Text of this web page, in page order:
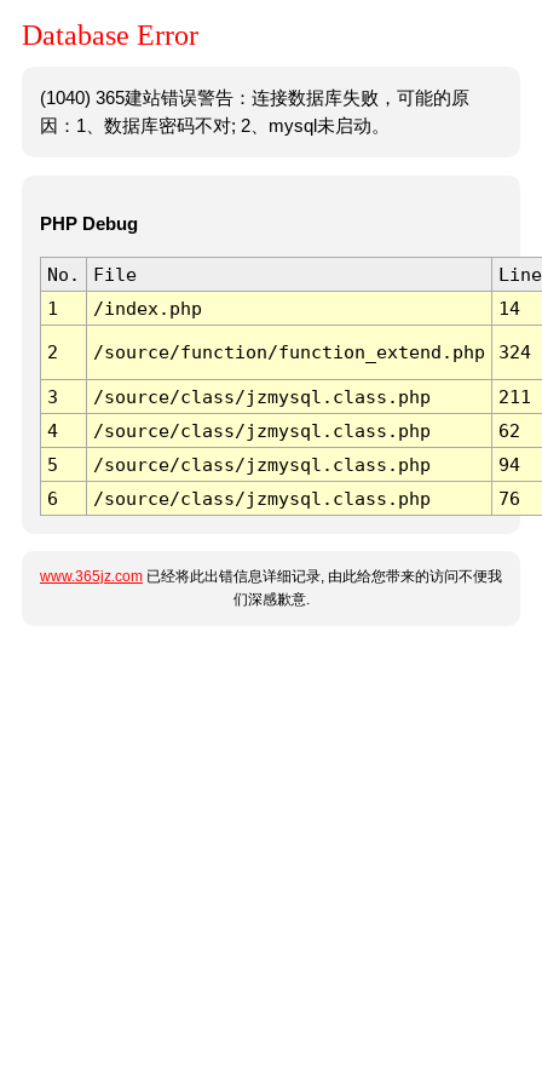
Database Error
(1040) 365建站错误警告：连接数据库失败，可能的原
因：1、数据库密码不对; 2、mysql未启动。
PHP Debug
No. File
Line
1
/index.php 14
2 /source/function/function_extend.php 324
3 /source/class/jzmysql.class.php
211
4
/source/class/jzmysql.class.php
62
5
/source/class/jzmysql.class.php
94
6
/source/class/jzmysql.class.php 76
www.365jz.com 已经将此出错信息详细记录, 由此给您带来的访问不便我
们深感歉意.